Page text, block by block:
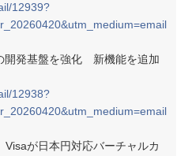
12939?
開発基盤を強化 新機能を追加
12938?
Visaが日本円対応バーチャルカ